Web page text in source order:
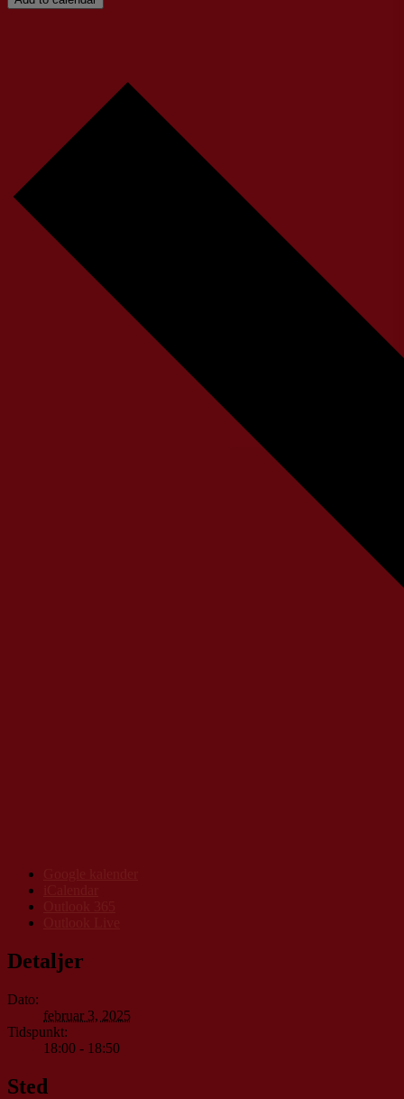
Detaljer
Dato:
februar 3, 2025
Tidspunkt:
18:00 - 18:50
Sted